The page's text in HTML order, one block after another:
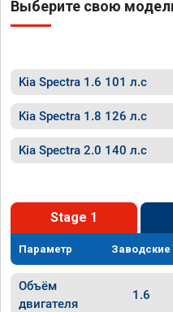
Выберите свою
Kia Spectra 1.6 101 л.с
Kia Spectra 1.8 126 л.с
Kia Spectra 2.0 140 л.с
Stage 1
Параметр Заводские
Объём
двигателя
1.6